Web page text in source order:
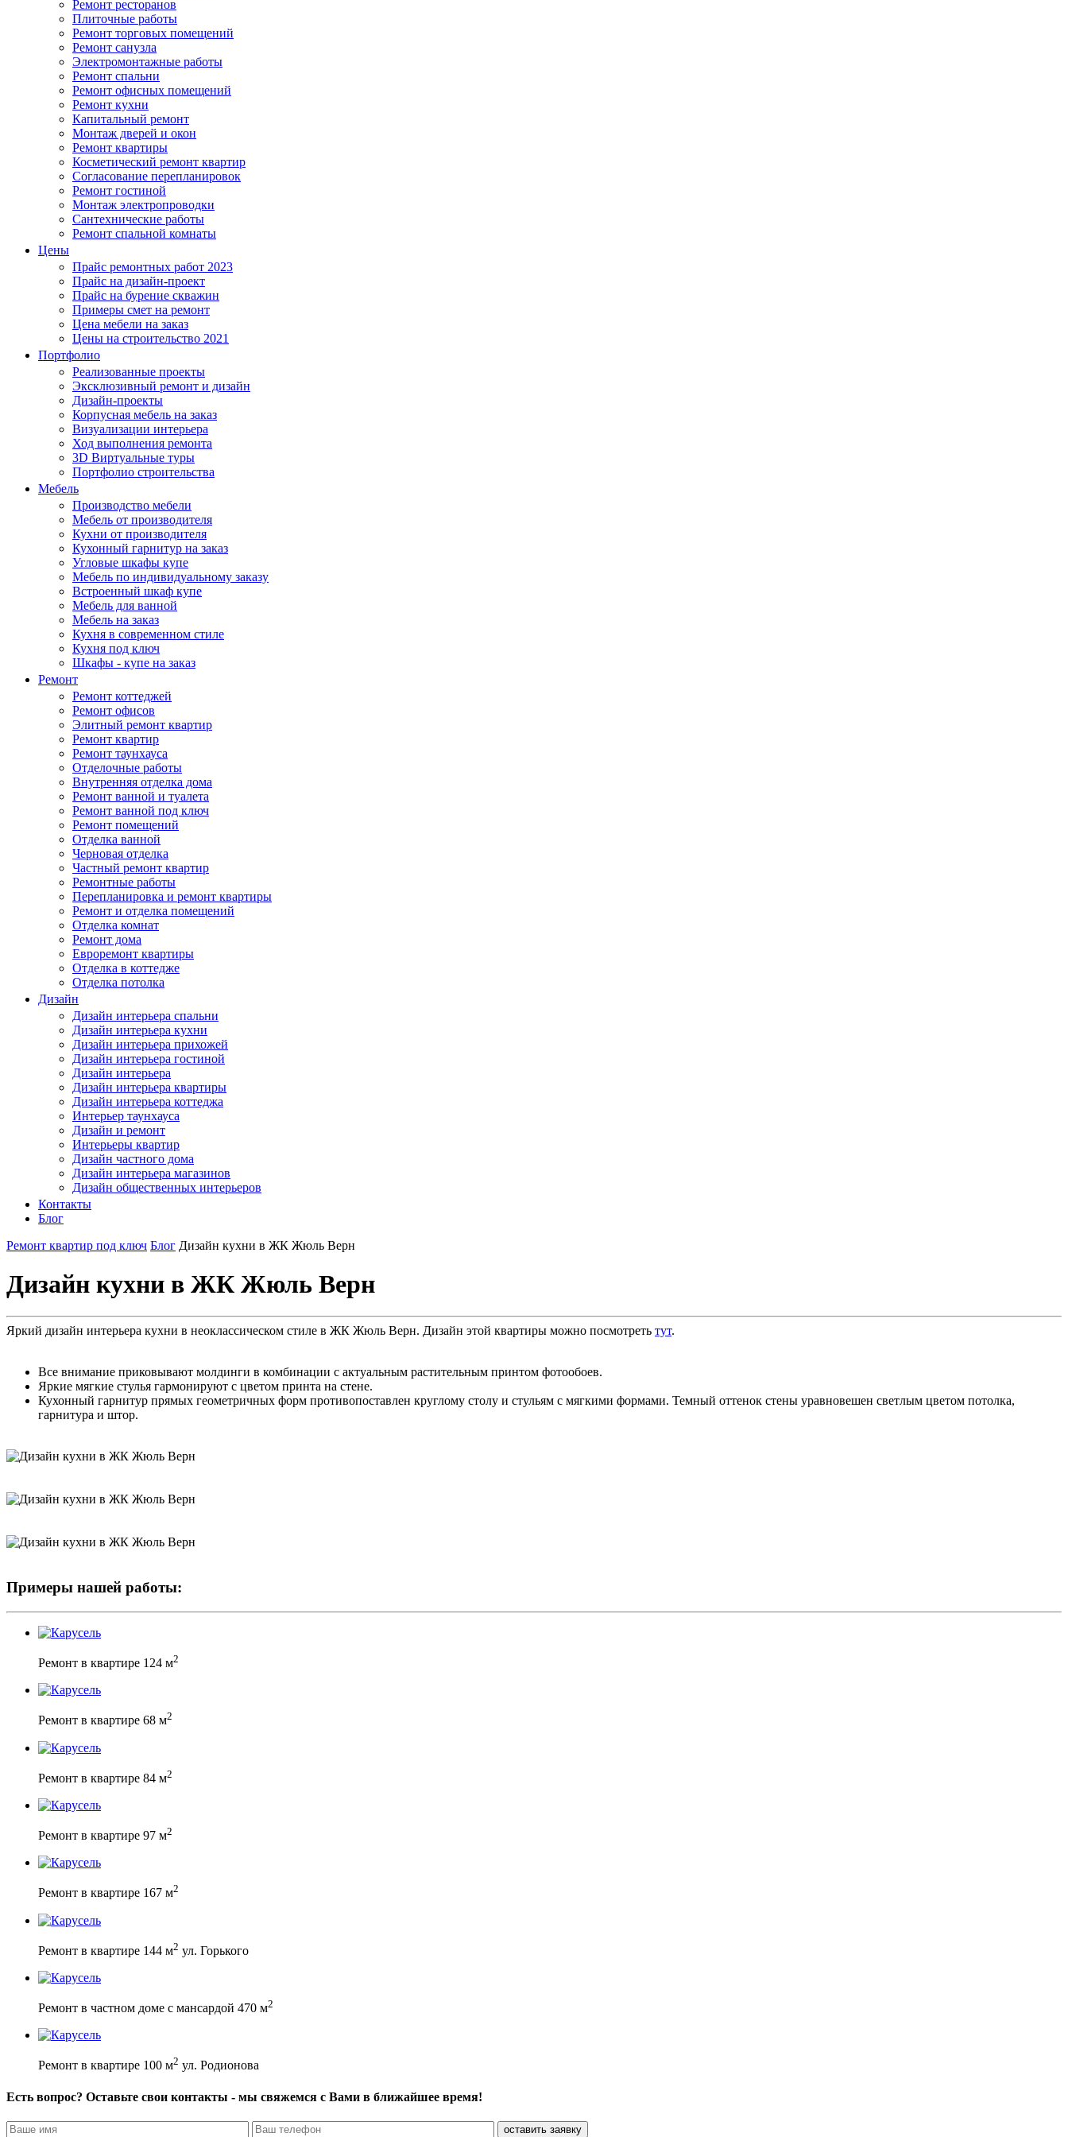
Ремонт ресторанов
Плиточные работы
Ремонт торговых помещений
Ремонт санузла
Электромонтажные работы
Ремонт спальни
Ремонт офисных помещений
Ремонт кухни
Капитальный ремонт
Монтаж дверей и окон
Ремонт квартиры
Косметический ремонт квартир
Согласование перепланировок
Ремонт гостиной
Монтаж электропроводки
Сантехнические работы
Ремонт спальной комнаты
Цены
Прайс ремонтных работ 2023
Прайс на дизайн-проект
Прайс на бурение скважин
Примеры смет на ремонт
Цена мебели на заказ
Цены на строительство 2021
Портфолио
Реализованные проекты
Эксклюзивный ремонт и дизайн
Дизайн-проекты
Корпусная мебель на заказ
Визуализации интерьера
Ход выполнения ремонта
3D Виртуальные туры
Портфолио строительства
Мебель
Производство мебели
Мебель от производителя
Кухни от производителя
Кухонный гарнитур на заказ
Угловые шкафы купе
Мебель по индивидуальному заказу
Встроенный шкаф купе
Мебель для ванной
Мебель на заказ
Кухня в современном стиле
Кухня под ключ
Шкафы - купе на заказ
Ремонт
Ремонт коттеджей
Ремонт офисов
Элитный ремонт квартир
Ремонт квартир
Ремонт таунхауса
Отделочные работы
Внутренняя отделка дома
Ремонт ванной и туалета
Ремонт ванной под ключ
Ремонт помещений
Отделка ванной
Черновая отделка
Частный ремонт квартир
Ремонтные работы
Перепланировка и ремонт квартиры
Ремонт и отделка помещений
Отделка комнат
Ремонт дома
Евроремонт квартиры
Отделка в коттедже
Отделка потолка
Дизайн
Дизайн интерьера спальни
Дизайн интерьера кухни
Дизайн интерьера прихожей
Дизайн интерьера гостиной
Дизайн интерьера
Дизайн интерьера квартиры
Дизайн интерьера коттеджа
Интерьер таунхауса
Дизайн и ремонт
Интерьеры квартир
Дизайн частного дома
Дизайн интерьера магазинов
Дизайн общественных интерьеров
Контакты
Блог
Ремонт квартир под ключ Блог Дизайн кухни в ЖК Жюль Верн
Дизайн кухни в ЖК Жюль Верн
Яркий дизайн интерьера кухни в неоклассическом стиле в ЖК Жюль Верн. Дизайн этой квартиры можно посмотреть тут.
Все внимание приковывают молдинги в комбинации с актуальным растительным принтом фотообоев.
Яркие мягкие стулья гармонируют с цветом принта на стене.
Кухонный гарнитур прямых геометричных форм противопоставлен круглому столу и стульям с мягкими формами. Темный оттенок стены уравновешен светлым цветом потолка,
гарнитура и штор.
Примеры нашей работы:
Ремонт в квартире 124 м2
Ремонт в квартире 68 м2
Ремонт в квартире 84 м2
Ремонт в квартире 97 м2
Ремонт в квартире 167 м2
Ремонт в квартире 144 м2 ул. Горького
Ремонт в частном доме с мансардой 470 м2
Ремонт в квартире 100 м2 ул. Родионова
Есть вопрос? Оставьте свои контакты - мы свяжемся с Вами в ближайшее время!